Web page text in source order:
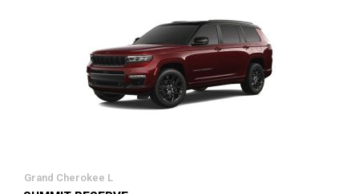
Grand Cherokee L